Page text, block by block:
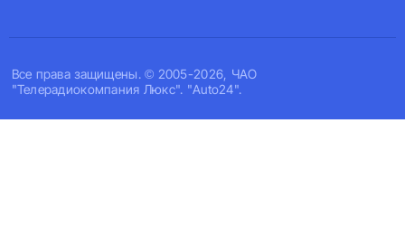
Все права защищены. © 2005-2026, ЧАО
"Телерадиокомпания Люкс". "Auto24".